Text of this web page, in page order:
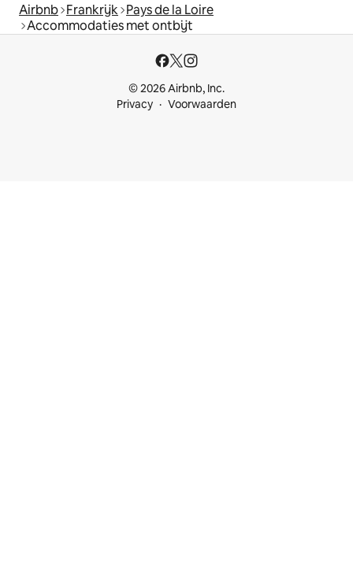
Airbnb Frankrijk Pays de la Loire
Accommodaties met ontbijt
© 2026 Airbnb, Inc.
Privacy
Voorwaarden